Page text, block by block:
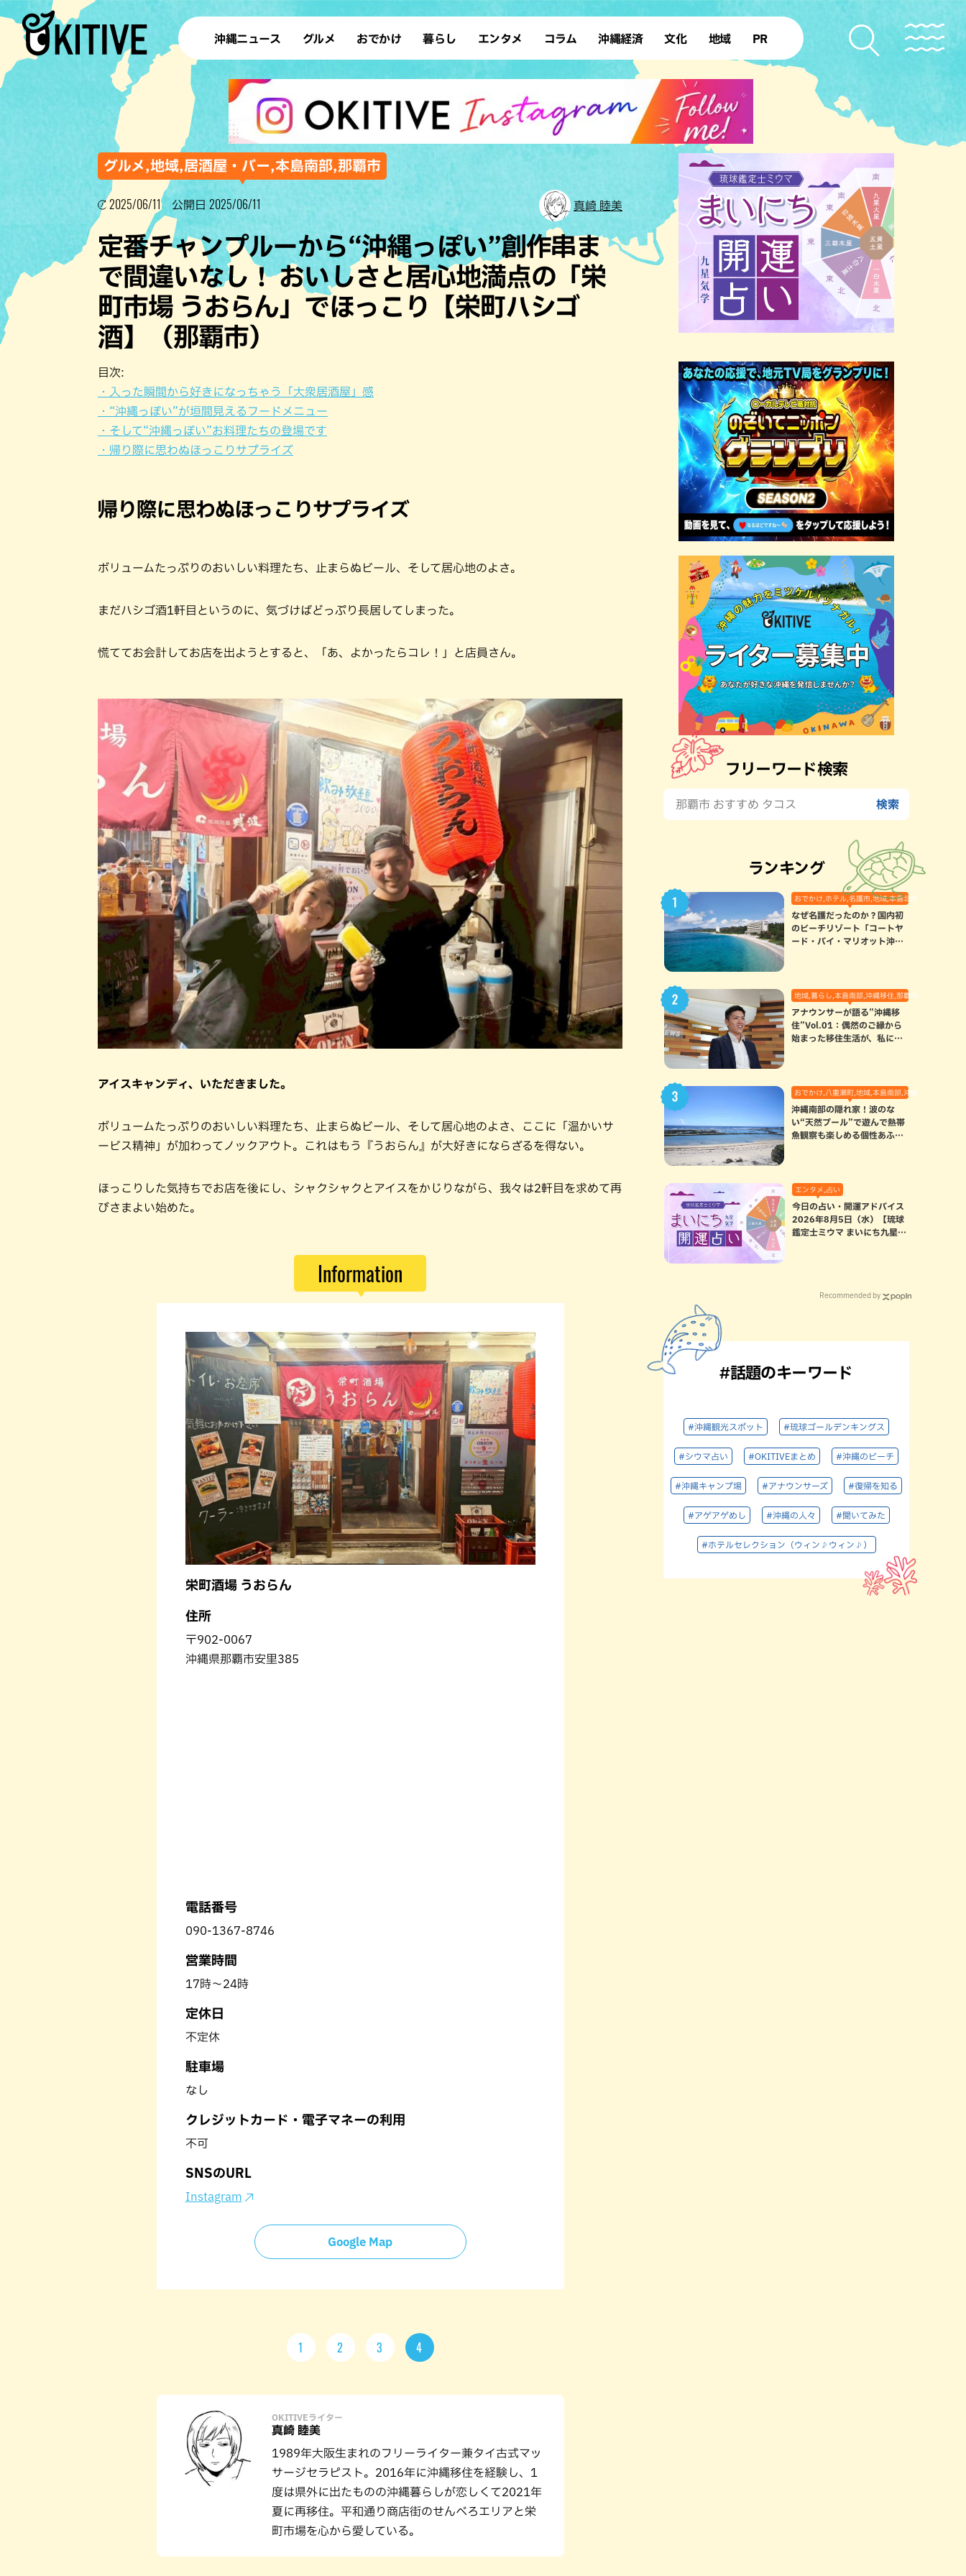
沖縄ニュース グルメ
ラーメン 沖縄そば
テイクアウト カフェ
すし・魚料理 和食・日本料理
沖縄料理 アジア・エスニック
フレンチ
ステーキ・焼肉 焼鳥・串料理
その他の肉料理 居酒屋・バー
ブッフェ・バイキング スイーツ
おでかけ
デート ドライブ
散歩 ソロ活
歴史
レジャー
ショッピング
サウナ 公園
沖縄の海
暮らし
レシピ SDGs
ファッション ローカルニュース
沖縄移住 沖縄旧暦行事
エンタメ
スポーツ 占い
タレント・芸人 テレビ
コラム 沖縄経済 文化
復帰50年
地域
本島北部
本島南部 先島諸島
北部離島
PR
グルメ,地域,居酒屋・バー,本島南部,那覇市
2025/06/11 公開日 2025/06/11 真崎 睦美
定番チャンプルーから“沖縄っぽい”創作串ま
で間違いなし！ おいしさと居心地満点の「栄
町市場 うおらん」でほっこり【栄町ハシゴ
酒】（那覇市）
目次:
・入った瞬間から好きになっちゃう「大衆居酒屋」感
・“沖縄っぽい”が垣間見えるフードメニュー
・そして“沖縄っぽい”お料理たちの登場です
・帰り際に思わぬほっこりサプライズ
帰り際に思わぬほっこりサプライズ
ボリュームたっぷりのおいしい料理たち、止まらぬビール、そして居心地のよさ。
まだハシゴ酒1軒目というのに、気づけばどっぷり長居してしまった。
慌ててお会計してお店を出ようとすると、「あ、よかったらコレ！」と店員さん。
アイスキャンディ、いただきました。
ボリュームたっぷりのおいしい料理たち、止まらぬビール、そして居心地のよさ、ここに「温かいサ
ービス精神」が加わってノックアウト。これはもう『うおらん』が大好きにならざるを得ない。
ほっこりした気持ちでお店を後にし、シャクシャクとアイスをかじりながら、我々は2軒目を求めて再
びさまよい始めた。
Information
栄町酒場 うおらん
住所
〒902-0067
沖縄県那覇市安里385
電話番号
090-1367-8746
営業時間
17時〜24時
定休日
不定休
駐車場
なし
クレジットカード・電子マネーの利用
不可
SNSのURL
Instagram
Google Map
1 2 3 4
OKITIVEライター
真崎 睦美
1989年大阪生まれのフリーライター兼タイ古式マッ
サージセラピスト。2016年に沖縄移住を経験し、1
度は県外に出たものの沖縄暮らしが恋しくて2021年
夏に再移住。平和通り商店街のせんべろエリアと栄
町市場を心から愛している。
フリーワード検索
ランキング
おでかけ,ホテル,名護市,地域,本島北部
なぜ名護だったのか？国内初
のビーチリゾート「コートヤ
ード・バイ・マリオット沖縄
地域,暮らし,本島南部,沖縄移住,那覇市
アナウンサーが語る”沖縄移
住”Vol.01：偶然のご縁から
始まった移住生活が、私にと
おでかけ,八重瀬町,地域,本島南部,沖縄の海,自然
沖縄南部の隠れ家！波のな
い“天然プール”で遊んで熱帯
魚観察も楽しめる個性あふれ
エンタメ,占い
今日の占い・開運アドバイス
2026年8月5日（水）【琉球
鑑定士ミウマ まいにち九星気
Recommended by
#話題のキーワード
#沖縄観光スポット #琉球ゴールデンキングス
#シウマ占い #OKITIVEまとめ #沖縄のビーチ
#沖縄キャンプ場 #アナウンサーズ #復帰を知る
#アゲアゲめし #沖縄の人々 #聞いてみた
#ホテルセレクション（ウィン♪ウィン♪）